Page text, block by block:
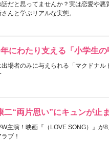
話だと思ってませんか？実は恋愛や
んと学ぶリアルな実態。
にわたり支える「小学生の
場者のみに与えられる「マクドナル
“両片思い”にキュンが止
主演！映画『（LOVE SONG）』が
ブ！